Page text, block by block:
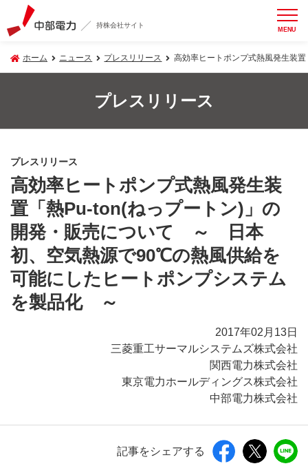
持株会社サイト MENU
ホーム ニュース プレスリリース 高効率ヒートポンプ式熱風発生装
プレスリリース
プレスリリース
高効率ヒートポンプ式熱風発生装
置「熱Pu-ton(ねっプートン)」の
開発・販売について ～ 日本
初、空気熱源で90℃の熱風供給を
可能にしたヒートポンプシステム
を製品化 ～
2017年02月13日
三菱重工サーマルシステムズ株式会社
関西電力株式会社
東京電力ホールディングス株式会社
中部電力株式会社
記事をシェアする